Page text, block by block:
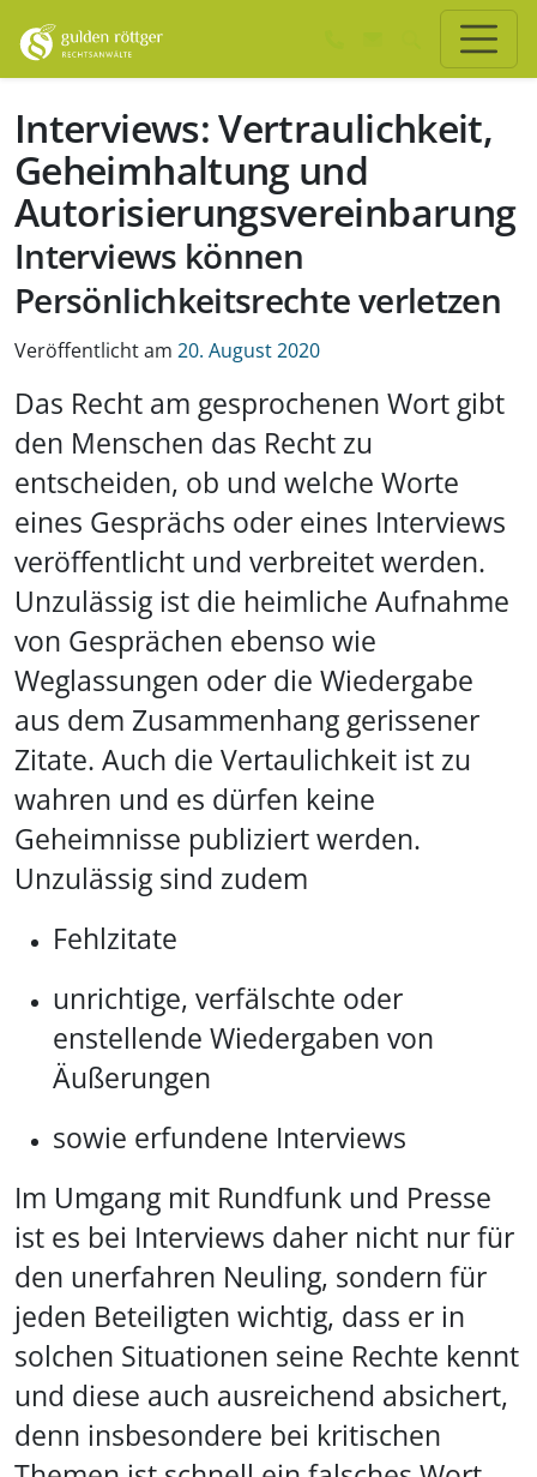
Interviews: Vertraulichkeit,
Geheimhaltung und
Autorisierungsvereinbarung
Interviews können
Persönlichkeitsrechte verletzen
Veröffentlicht am 20. August 2020
Das Recht am gesprochenen Wort gibt
den Menschen das Recht zu
entscheiden, ob und welche Worte
eines Gesprächs oder eines Interviews
veröffentlicht und verbreitet werden.
Unzulässig ist die heimliche Aufnahme
von Gesprächen ebenso wie
Weglassungen oder die Wiedergabe
aus dem Zusammenhang gerissener
Zitate. Auch die Vertaulichkeit ist zu
wahren und es dürfen keine
Geheimnisse publiziert werden.
Unzulässig sind zudem
Fehlzitate
unrichtige, verfälschte oder
enstellende Wiedergaben von
Äußerungen
sowie erfundene Interviews
Im Umgang mit Rundfunk und Presse
ist es bei Interviews daher nicht nur für
den unerfahren Neuling, sondern für
jeden Beteiligten wichtig, dass er in
solchen Situationen seine Rechte kennt
und diese auch ausreichend absichert,
denn insbesondere bei kritischen